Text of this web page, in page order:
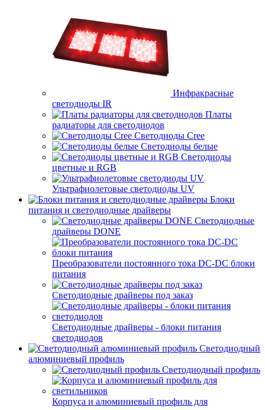
Инфракрасные
светодиоды IR
Платы
радиаторы для светодиодов
Светодиоды Cree
Светодиоды белые
Светодиоды
цветные и RGB
Ультрафиолетовые светодиоды UV
Блоки
питания и светодиодные драйверы
Светодиодные
драйверы DONE
Преобразователи постоянного тока DC-DC блоки
питания
Светодиодные драйверы под заказ
Светодиодные драйверы - блоки питания
светодиодов
Светодиодный
алюминиевый профиль
Светодиодный профиль
Корпуса и алюминиевый профиль для